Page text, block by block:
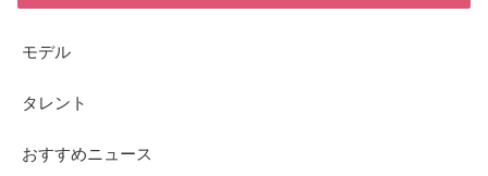
モデル
タレント
おすすめニュース